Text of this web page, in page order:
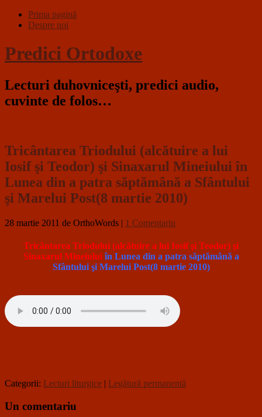
Prima pagină
Despre noi
Predici Ortodoxe
Lecturi duhovniceşti, predici audio,
cuvinte de folos…
Tricântarea Triodului (alcătuire a lui
Iosif şi Teodor) şi Sinaxarul Mineiului în
Lunea din a patra săptămână a Sfântului
şi Marelui Post(8 martie 2010)
28 martie 2011 de OrthoWords | 1 Comentariu
Tricântarea Triodului (alcătuire a lui Iosif şi Teodor) şi
Sinaxarul Mineiuluiîn Lunea din a patra săptămână a
Sfântului şi Marelui Post(8 martie 2010)
Categorii: Lecturi liturgice | Legătură permanentă
Un comentariu